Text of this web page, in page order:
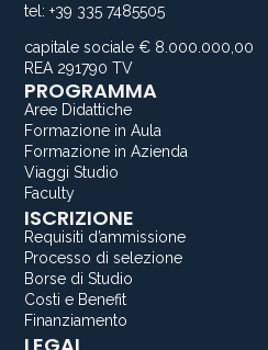
tel: +39 335 7485505
capitale sociale € 8.000.000,00
REA 291790 TV
PROGRAMMA
Aree Didattiche
Formazione in Aula
Formazione in Azienda
Viaggi Studio
Faculty
ISCRIZIONE
Requisiti d’ammissione
Processo di selezione
Borse di Studio
Costi e Benefit
Finanziamento